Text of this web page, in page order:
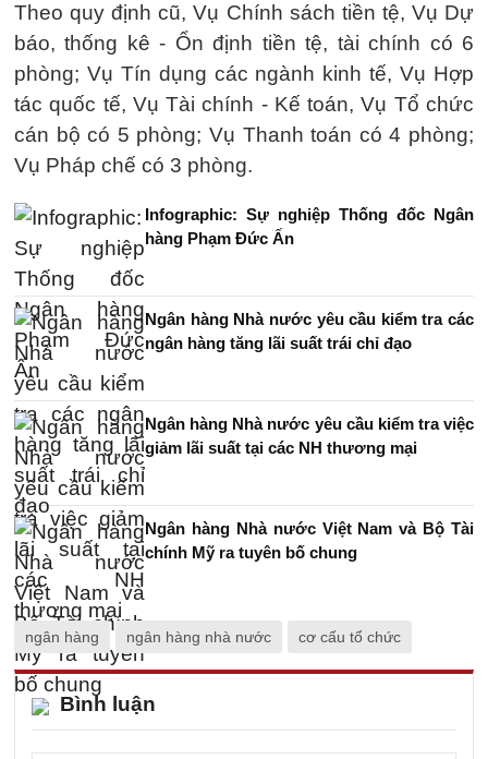
Theo quy định cũ, Vụ Chính sách tiền tệ, Vụ Dự
báo, thống kê - Ổn định tiền tệ, tài chính có 6
phòng; Vụ Tín dụng các ngành kinh tế, Vụ Hợp
tác quốc tế, Vụ Tài chính - Kế toán, Vụ Tổ chức
cán bộ có 5 phòng; Vụ Thanh toán có 4 phòng;
Vụ Pháp chế có 3 phòng.
Infographic: Sự nghiệp Thống đốc Ngân
hàng Phạm Đức Ấn
Ngân hàng Nhà nước yêu cầu kiểm tra các
ngân hàng tăng lãi suất trái chỉ đạo
Ngân hàng Nhà nước yêu cầu kiểm tra việc
giảm lãi suất tại các NH thương mại
Ngân hàng Nhà nước Việt Nam và Bộ Tài
chính Mỹ ra tuyên bố chung
ngân hàng ngân hàng nhà nước cơ cấu tổ chức
Bình luận